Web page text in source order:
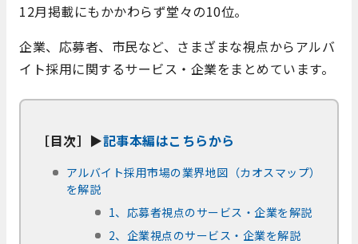
12月掲載にもかかわらず堂々の10位。
企業、応募者、市民など、さまざまな視点からアルバ
イト採用に関するサービス・企業をまとめています。
［目次］▶記事本編はこちらから
アルバイト採用市場の業界地図（カオスマップ）
を解説
1、応募者視点のサービス・企業を解説
2、企業視点のサービス・企業を解説